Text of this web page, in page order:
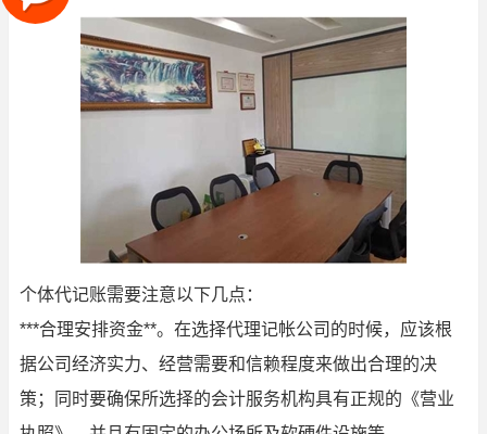
个体代记账需要注意以下几点：
***合理安排资金**。在选择代理记帐公司的时候，应该根
据公司经济实力、经营需要和信赖程度来做出合理的决
策；同时要确保所选择的会计服务机构具有正规的《营业